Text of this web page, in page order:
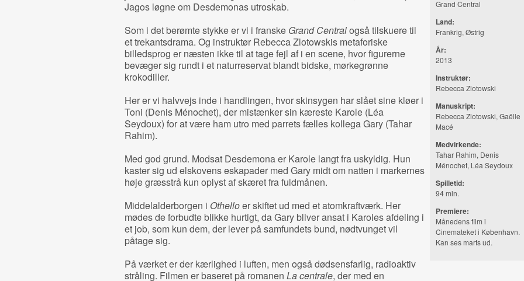
Jagos løgne om Desdemonas utroskab.
Som i det berømte stykke er vi i franske Grand Centralogså tilskuere til
et trekantsdrama. Og instruktør Rebecca Zlotowskis metaforiske
billedsprog er næsten ikke til at tage fejl af i en scene, hvor figurerne
bevæger sig rundt i et naturreservat blandt bidske, mørkegrønne
krokodiller.
Her er vi halvvejs inde i handlingen, hvor skinsygen har slået sine kløer i
Toni (Denis Ménochet), der mistænker sin kæreste Karole (Léa
Seydoux) for at være ham utro med parrets fælles kollega Gary (Tahar
Rahim).
Med god grund. Modsat Desdemona er Karole langt fra uskyldig. Hun
kaster sig ud elskovens eskapader med Gary midt om natten i markernes
høje græsstrå kun oplyst af skæret fra fuldmånen.
Middelalderborgen i Othelloer skiftet ud med et atomkraftværk. Her
mødes de forbudte blikke hurtigt, da Gary bliver ansat i Karoles afdeling i
et job, som kun dem, der lever på samfundets bund, nødtvunget vil
påtage sig.
På værket er der kærlighed i luften, men også dødsensfarlig, radioaktiv
stråling. Filmen er baseret på romanen La centrale, der med en
Grand Central
Land:
Frankrig, Østrig
År:
2013
Instruktør:
Rebecca Zlotowski
Manuskript:
Rebecca Zlotowski, Gaëlle
Macé
Medvirkende:
Tahar Rahim, Denis
Ménochet, Léa Seydoux
Spilletid:
94 min.
Premiere:
Månedens film i
Cinemateket i København.
Kan ses marts ud.